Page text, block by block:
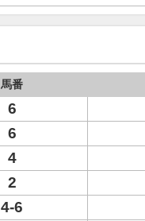
馬番
6
6
4
2
4-6